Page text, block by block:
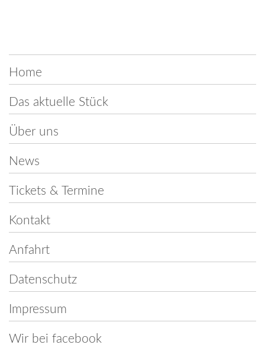
überspringen
Home
Das aktuelle Stück
Über uns
News
Tickets & Termine
Kontakt
Anfahrt
Datenschutz
Impressum
Wir bei facebook